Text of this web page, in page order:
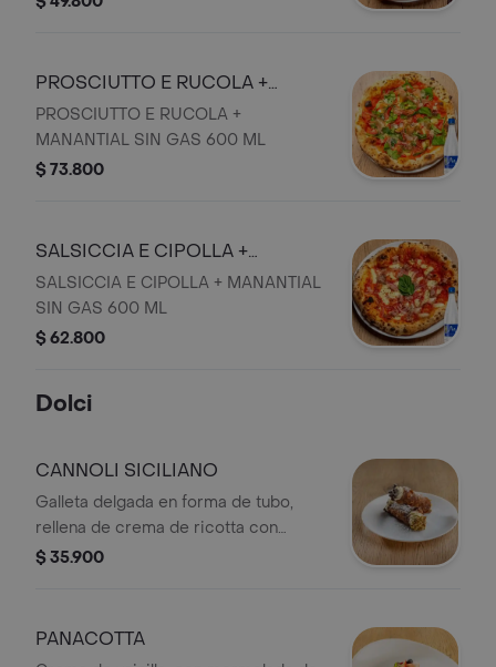
PROSCIUTTO E RUCOLA +
MANANTIAL SIN GAS 600 ML
PROSCIUTTO E RUCOLA +
MANANTIAL SIN GAS 600 ML
$ 73.800
SALSICCIA E CIPOLLA +
MANANTIAL SIN GAS 600 ML
SALSICCIA E CIPOLLA + MANANTIAL
SIN GAS 600 ML
$ 62.800
Dolci
CANNOLI SICILIANO
Galleta delgada en forma de tubo,
rellena de crema de ricotta con
pistachos y chips de chocolate.
$ 35.900
PANACOTTA